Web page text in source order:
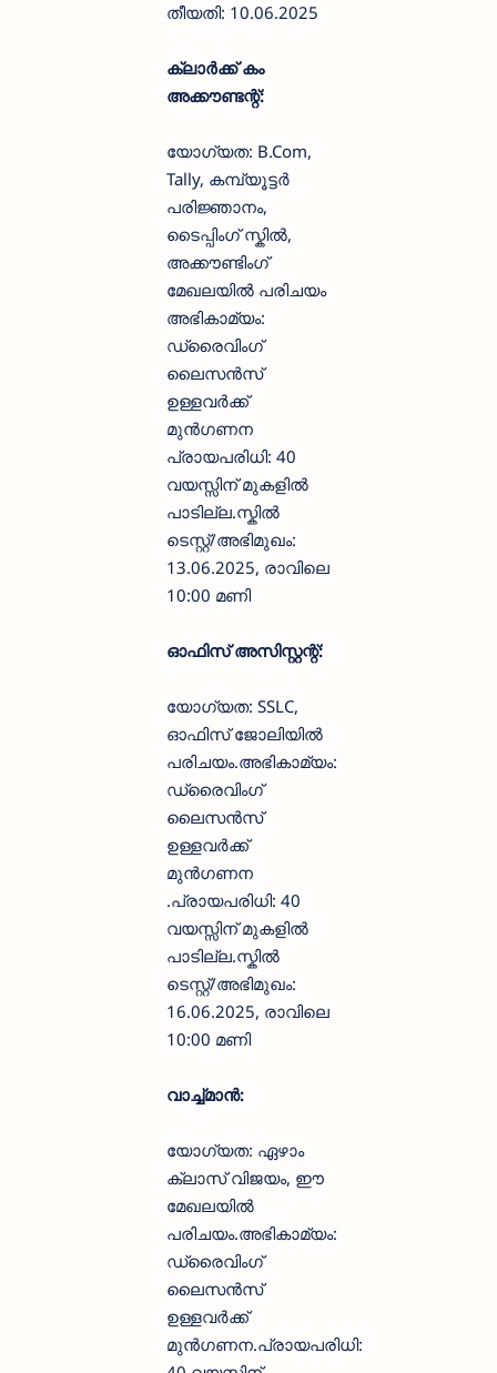
തീയതി: 10.06.2025
ക്ലാർക്ക് കം
അക്കൗണ്ടന്റ്:
യോഗ്യത: B.Com,
Tally, കമ്പ്യൂട്ടർ
പരിജ്ഞാനം,
ടൈപ്പിംഗ് സ്കിൽ,
അക്കൗണ്ടിംഗ്
മേഖലയിൽ പരിചയം
അഭികാമ്യം:
ഡ്രൈവിംഗ്
ലൈസൻസ്
ഉള്ളവർക്ക്
മുൻഗണന
പ്രായപരിധി: 40
വയസ്സിന് മുകളിൽ
പാടില്ല.സ്കിൽ
ടെസ്റ്റ്/അഭിമുഖം:
13.06.2025, രാവിലെ
10:00 മണി
ഓഫിസ് അസിസ്റ്റന്റ്:
യോഗ്യത: SSLC,
ഓഫിസ് ജോലിയിൽ
പരിചയം.അഭികാമ്യം:
ഡ്രൈവിംഗ്
ലൈസൻസ്
ഉള്ളവർക്ക്
മുൻഗണന
.പ്രായപരിധി: 40
വയസ്സിന് മുകളിൽ
പാടില്ല.സ്കിൽ
ടെസ്റ്റ്/അഭിമുഖം:
16.06.2025, രാവിലെ
10:00 മണി
വാച്ച്മാൻ:
യോഗ്യത: ഏഴാം
ക്ലാസ് വിജയം, ഈ
മേഖലയിൽ
പരിചയം.അഭികാമ്യം:
ഡ്രൈവിംഗ്
ലൈസൻസ്
ഉള്ളവർക്ക്
മുൻഗണന.പ്രായപരിധി: